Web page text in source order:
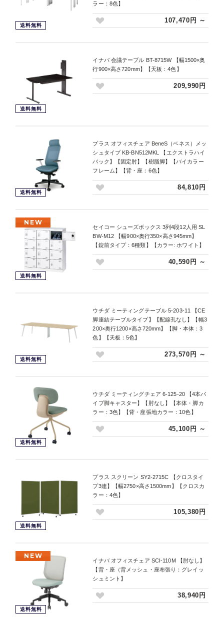
送料無料
ラー：8色】
107,470円 ～
送料無料
イナバ 会議テーブル BT-8715W 【幅1500×奥
行900×高さ720mm】【天板：4色】
209,990円
送料無料
プラス オフィスチェア BeneS（ベネス）メッ
シュタイプ KB-BN512MKL 【エクストラハイ
バック】【固定肘】【樹脂脚】【バイカラー
フレーム】【背・座：6色】
84,810円
NEW
送料無料
セイコー シューズボックス 3列4段12人用 SL
BW-M12 【幅900×奥行350×高さ945mm】
【錠前タイプ：6種類】【カラー: ホワイト】
40,590円 ～
送料無料
ウチダ ミーティングテーブル 5-203-11 【CE
脚連結テーブルタイプ】【配線孔なし】【幅3
200×奥行1200×高さ720mm】【脚・本体：3
色】【天板：5色】
273,570円 ～
送料無料
ウチダ ミーティングチェア 6-125-20 【4本パ
イプ脚キャスター】【肘なし】【本体・脚カ
ラー：3色】【背・座張地カラー：10色】
45,100円 ～
送料無料
プラス スクリーン SY2-2715C 【クロスタイ
プ3連】【幅2750×高さ1500mm】【クロスカ
ラー：4色】
105,380円
NEW
送料無料
イナバ オフィスチェア SCI-110M 【肘なし】
【背・座（背メッシュ・座布張り：グレイッ
シュミント】
38,940円